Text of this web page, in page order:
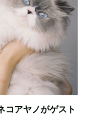
コアヤノがゲスト